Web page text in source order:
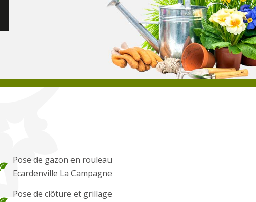
Pose de gazon en rouleau
Ecardenville La Campagne
Pose de clôture et grillage